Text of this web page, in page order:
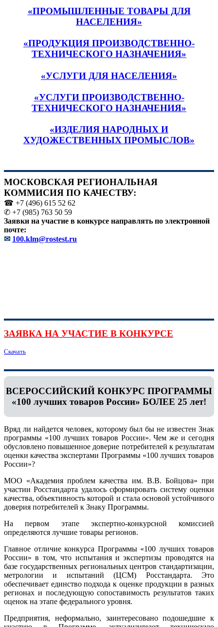
«ПРОМЫШЛЕННЫЕ ТОВАРЫ ДЛЯ
НАСЕЛЕНИЯ»
«ПРОДУКЦИЯ ПРОИЗВОДСТВЕННО-
ТЕХНИЧЕСКОГО НАЗНАЧЕНИЯ»
«УСЛУГИ ДЛЯ НАСЕЛЕНИЯ»
«УСЛУГИ ПРОИЗВОДСТВЕННО-
ТЕХНИЧЕСКОГО НАЗНАЧЕНИЯ»
«ИЗДЕЛИЯ НАРОДНЫХ И
ХУДОЖЕСТВЕННЫХ ПРОМЫСЛОВ»
МОСКОВСКАЯ РЕГИОНАЛЬНАЯ
КОММИСИЯ ПО КАЧЕСТВУ:
☎ +7 (496) 615 52 62
✆ +7 (985) 763 50 59
Заявки на участие в конкурсе направлять по электронной
почте:
✉ 100.klm@rostest.ru
ЗАЯВКА НА УЧАСТИЕ В КОНКУРСЕ
Скачать
ВСЕРОССИЙСКИЙ КОНКУРС ПРОГРАММЫ
«100 лучших товаров России» БОЛЕЕ 25 лет!
Вряд ли найдется человек, которому был бы не известен Знак
программы «100 лучших товаров России». Чем же и сегодня
обусловлено повышенное доверие потребителей к результатам
оценки качества экспертами Программы «100 лучших товаров
России»?
МОО «Академия проблем качества им. В.В. Бойцова» при
участии Росстандарта удалось сформировать систему оценки
качества, объективность которой и стала основой устойчивого
доверия потребителей к Знаку Программы.
На первом этапе экспертно-конкурсной комиссией
определяются лучшие товары регионов.
Главное отличие конкурса Программы «100 лучших товаров
России» в том, что испытания и экспертизы проводятся на
базе государственных региональных центров стандартизации,
метрологии и испытаний (ЦCM) Росстандарта. Это
обеспечивает единство подхода к оценке продукции в разных
регионах и последующую сопоставимость результатов таких
оценок на этапе федерального уровня.
Предприятия, неформально, заинтересовано подошедшие к